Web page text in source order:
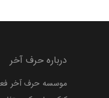
درباره حرف آخر
موسسه حرف آخر